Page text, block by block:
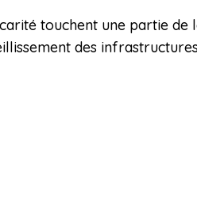
touchent une partie de
des